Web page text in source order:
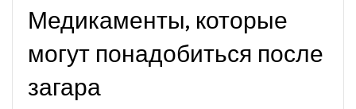
Медикаменты, которые
могут понадобиться после
загара